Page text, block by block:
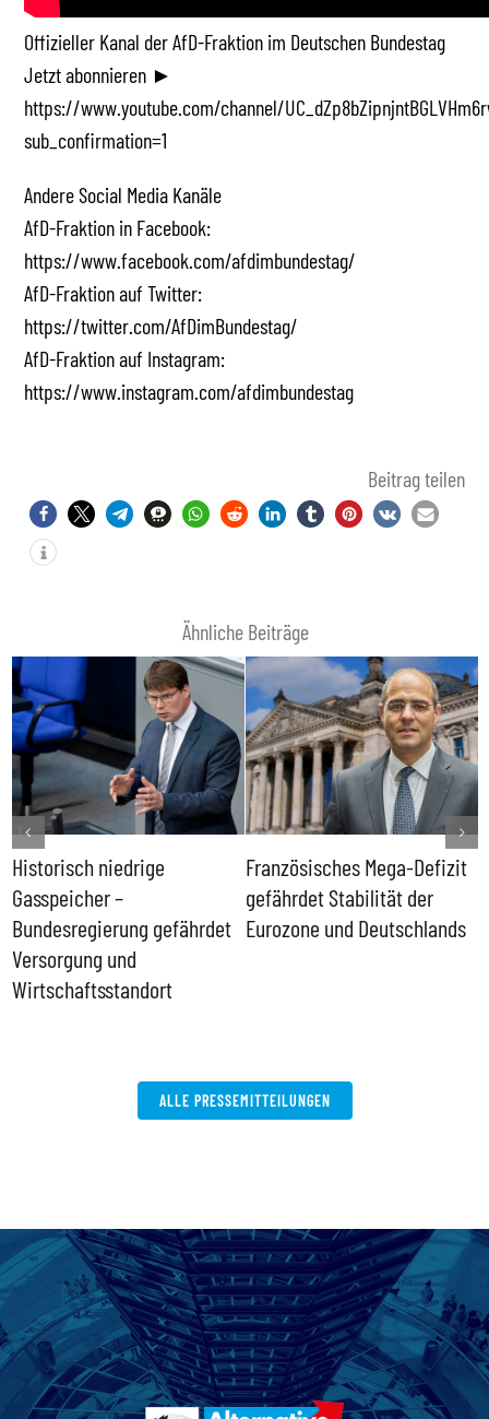
Offizieller Kanal der AfD-Fraktion im Deutschen Bundestag
Jetzt abonnieren ►
https://www.youtube.com/channel/
sub_confirmation=1
Andere Social Media Kanäle
AfD-Fraktion in Facebook:
https://www.facebook.com/afdimbundestag/
AfD-Fraktion auf Twitter:
https://twitter.com/AfDimBundestag/
AfD-Fraktion auf Instagram:
https://www.instagram.com/afdimbundestag
Beitrag teilen
Ähnliche Beiträge
Historisch niedrige
Gasspeicher –
Bundesregierung gefährdet
Versorgung und
Wirtschaftsstandort
Französisches Mega-Defizit
gefährdet Stabilität der
Eurozone und Deutschlands
ALLE PRESSEMITTEILUNGEN